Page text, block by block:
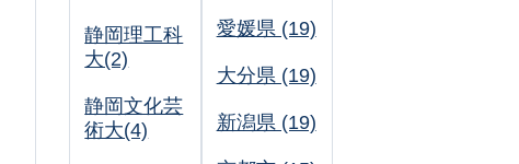
静岡理工科
大(2)
静岡文化芸
術大(4)
愛媛県 (19)
大分県 (19)
新潟県 (19)